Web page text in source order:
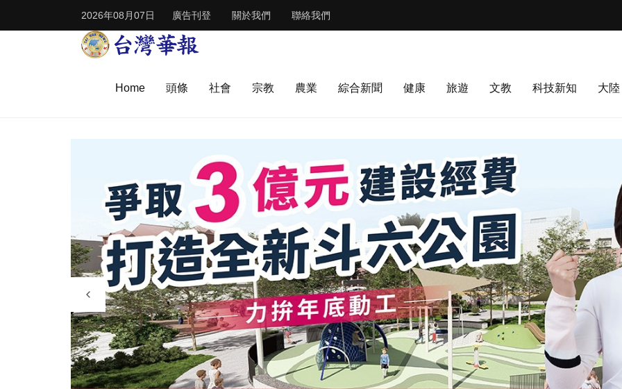
2026年08月07日 廣告刊登 關於我們 聯絡我們
Home 頭條 社會 宗教 農業 綜合新聞 健康 旅遊 文教 科技新知 大陸